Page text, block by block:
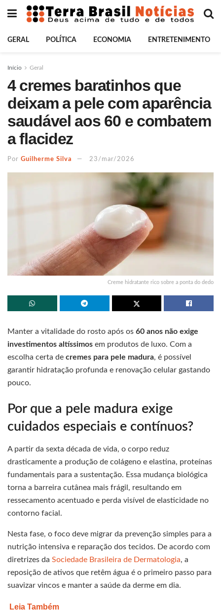
GERAL POLÍTICA ECONOMIA ENTRETENIMENTO
Início Geral
4 cremes baratinhos que
deixam a pele com aparência
saudável aos 60 e combatem
a flacidez
Por Guilherme Silva 23/mar/2026
Creme hidratante rico sobre a ponta do dedo
Manter a vitalidade do rosto após os 60 anos não exige
investimentos altíssimos em produtos de luxo. Com a
escolha certa de cremes para pele madura, é possível
garantir hidratação profunda e renovação celular gastando
pouco.
Por que a pele madura exige
cuidados especiais e contínuos?
A partir da sexta década de vida, o corpo reduz
drasticamente a produção de colágeno e elastina, proteínas
fundamentais para a sustentação. Essa mudança biológica
torna a barreira cutânea mais frágil, resultando em
ressecamento acentuado e perda visível de elasticidade no
contorno facial.
Nesta fase, o foco deve migrar da prevenção simples para a
nutrição intensiva e reparação dos tecidos. De acordo com
diretrizes da Sociedade Brasileira de Dermatologia, a
reposição de ativos que retêm água é o primeiro passo para
suavizar vincos e manter a saúde da derme em dia.
Leia Também